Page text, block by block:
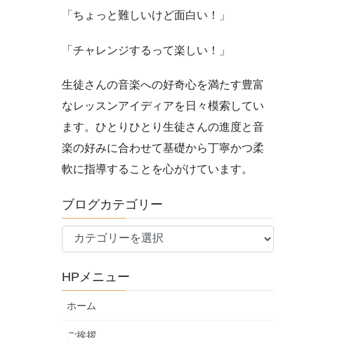
「ちょっと難しいけど面白い！」
「チャレンジするって楽しい！」
生徒さんの音楽への好奇心を満たす豊富
なレッスンアイディアを日々模索してい
ます。ひとりひとり生徒さんの進度と音
楽の好みに合わせて基礎から丁寧かつ柔
軟に指導することを心がけています。
ブログカテゴリー
ロ
カ
テ
リ
HPメニュー
ホーム
ご挨拶